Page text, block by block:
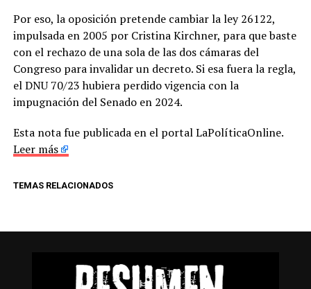
Por eso, la oposición pretende cambiar la ley 26122,
impulsada en 2005 por Cristina Kirchner, para que baste
con el rechazo de una sola de las dos cámaras del
Congreso para invalidar un decreto. Si esa fuera la regla,
el DNU 70/23 hubiera perdido vigencia con la
impugnación del Senado en 2024.
Esta nota fue publicada en el portal LaPolíticaOnline.
Leer más
TEMAS RELACIONADOS